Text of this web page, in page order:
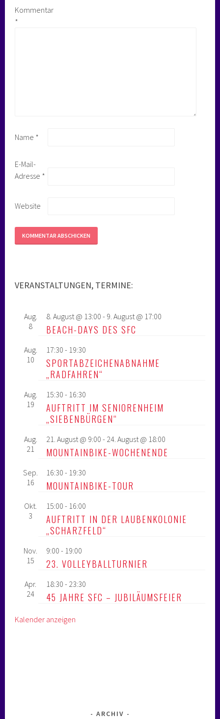
Kommentar
*
Name *
E-Mail-
Adresse *
Website
VERANSTALTUNGEN, TERMINE:
Aug.
8
8. August @ 13:00 - 9. August @ 17:00
BEACH-DAYS DES SFC
Aug.
10
17:30 - 19:30
SPORTABZEICHENABNAHME
„RADFAHREN“
Aug.
19
15:30 - 16:30
AUFTRITT IM SENIORENHEIM
„SIEBENBÜRGEN“
Aug.
21
21. August @ 9:00 - 24. August @ 18:00
MOUNTAINBIKE-WOCHENENDE
Sep.
16
16:30 - 19:30
MOUNTAINBIKE-TOUR
Okt.
3
15:00 - 16:00
AUFTRITT IN DER LAUBENKOLONIE
„SCHARZFELD“
Nov.
15
9:00 - 19:00
23. VOLLEYBALLTURNIER
Apr.
24
18:30 - 23:30
45 JAHRE SFC – JUBILÄUMSFEIER
Kalender anzeigen
ARCHIV